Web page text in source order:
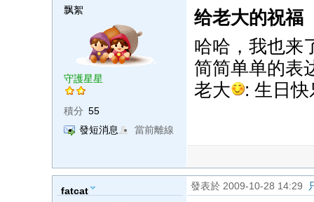
飘絮
守護星星
積分 55
發短消息
當前離線
给老大的祝福
哈哈，我也来
简简单单的表
老大
: 生日快
fatcat 發表於 2009-10-28 14:29